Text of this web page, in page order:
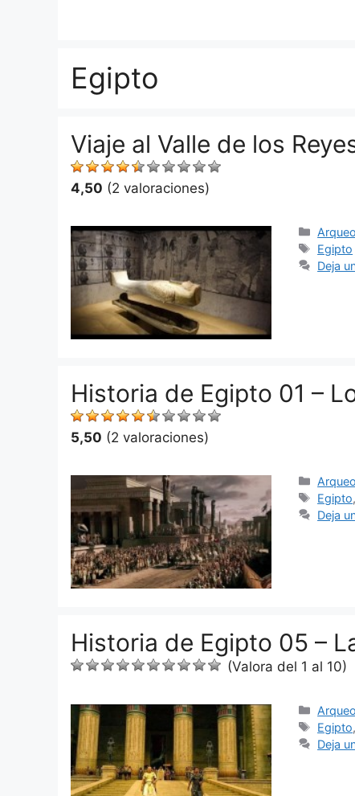
Egipto
Viaje al Valle de los
4,50 (2 valoraciones)
Egipto
Deja
Historia de Egipto 01 –
5,50 (2 valoraciones)
Egipto,
Deja
Historia de Egipto 05 –
(Valora del 1 al 10)
Egipto,
Deja